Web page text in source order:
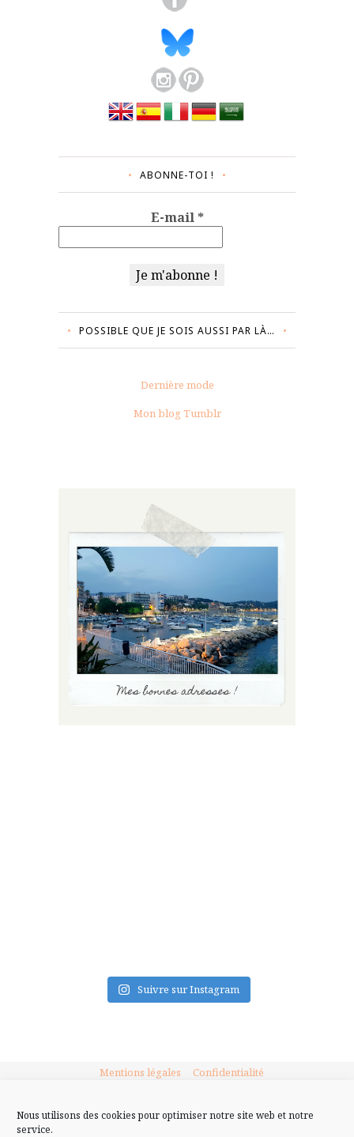
Nous utilisons des cookies pour optimiser notre site web et notre
service.
ABONNE-TOI !
E-mail*
POSSIBLE QUE JE SOIS AUSSI PAR LÀ…
Dernière mode
Mon blog Tumblr
Suivre sur Instagram
Mentions légales Confidentialité